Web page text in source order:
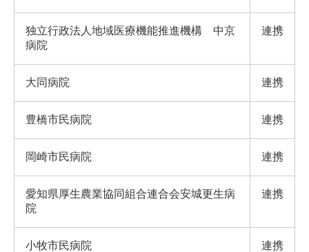
独立行政法人地域医療機能推進機構 中京
病院
連携
大同病院 連携
豊橋市民病院 連携
岡崎市民病院 連携
愛知県厚生農業協同組合連合会安城更生病
院
連携
小牧市民病院 連携